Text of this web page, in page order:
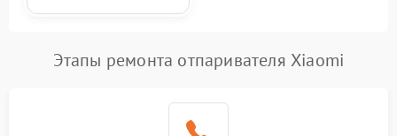
Этапы ремонта отпаривателя Xiaomi